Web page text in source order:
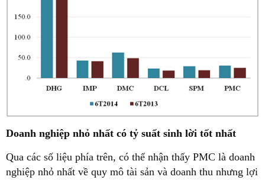
Doanh nghiệp nhỏ nhất có tỷ suất sinh lời tốt nhất
Qua các số liệu phía trên, có thể nhận thấy PMC là doanh
nghiệp nhỏ nhất về quy mô tài sản và doanh thu nhưng lợi